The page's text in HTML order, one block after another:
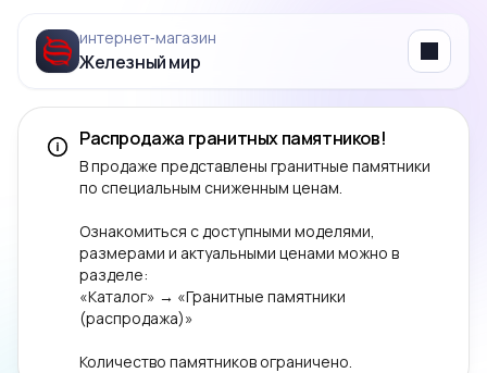
интернет‑магазин
Железный мир Menu
Распродажа гранитных памятников!
В продаже представлены гранитные памятники
по специальным сниженным ценам.
Ознакомиться с доступными моделями,
размерами и актуальными ценами можно в
разделе:
«Каталог» → «Гранитные памятники
(распродажа)»
Количество памятников ограничено.